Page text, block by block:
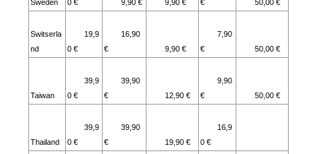
Sweden
0 €
9,90 € 9,90 €
€
50,00 €
Switserla
nd
19,9
0 €
16,90
€
9,90 €
7,90
€
50,00 €
Taiwan
39,9
0 €
39,90
€
12,90 €
9,90
€
50,00 €
Thailand
39,9
0 €
39,90
€
19,90 €
16,9
0 €